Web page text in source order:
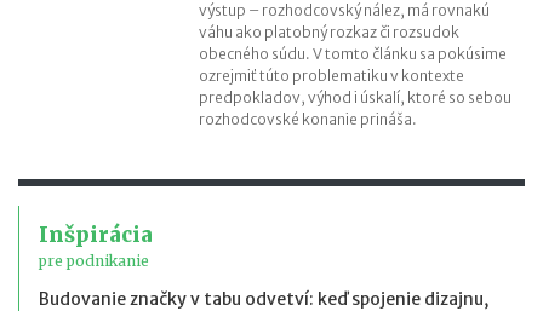
výstup – rozhodcovský nález, má rovnakú
váhu ako platobný rozkaz či rozsudok
obecného súdu. V tomto článku sa pokúsime
ozrejmiť túto problematiku v kontexte
predpokladov, výhod i úskalí, ktoré so sebou
rozhodcovské konanie prináša.
Inšpirácia
pre podnikanie
Budovanie značky v tabu odvetví: keď spojenie dizajnu,